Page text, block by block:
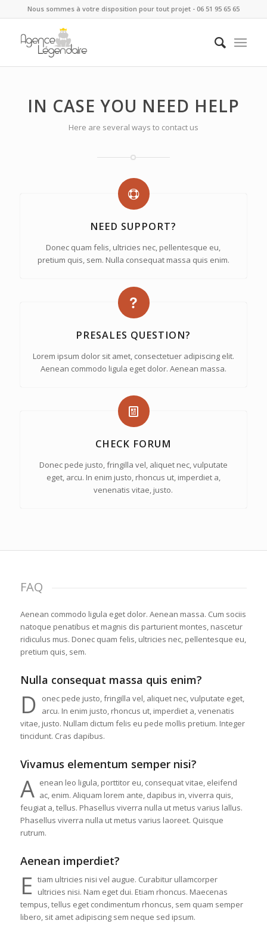
Nous sommes à votre disposition pour tout projet - 06 51 95 65 65
IN CASE YOU NEED HELP
Here are several ways to contact us
NEED SUPPORT?
Donec quam felis, ultricies nec, pellentesque eu,
pretium quis, sem. Nulla consequat massa quis enim.
PRESALES QUESTION?
Lorem ipsum dolor sit amet, consectetuer adipiscing elit.
Aenean commodo ligula eget dolor. Aenean massa.
CHECK FORUM
Donec pede justo, fringilla vel, aliquet nec, vulputate
eget, arcu. In enim justo, rhoncus ut, imperdiet a,
venenatis vitae, justo.
FAQ
Aenean commodo ligula eget dolor. Aenean massa. Cum sociis
natoque penatibus et magnis dis parturient montes, nascetur
ridiculus mus. Donec quam felis, ultricies nec, pellentesque eu,
pretium quis, sem.
Nulla consequat massa quis enim?
D
onec pede justo, fringilla vel, aliquet nec, vulputate eget,
arcu. In enim justo, rhoncus ut, imperdiet a, venenatis
vitae, justo. Nullam dictum felis eu pede mollis pretium. Integer
tincidunt. Cras dapibus.
Vivamus elementum semper nisi?
A enean leo ligula, porttitor eu, consequat vitae, eleifend
ac, enim. Aliquam lorem ante, dapibus in, viverra quis,
feugiat a, tellus. Phasellus viverra nulla ut metus varius lallus.
Phasellus viverra nulla ut metus varius laoreet. Quisque
rutrum.
Aenean imperdiet?
E tiam ultricies nisi vel augue. Curabitur ullamcorper
ultricies nisi. Nam eget dui. Etiam rhoncus. Maecenas
tempus, tellus eget condimentum rhoncus, sem quam semper
libero, sit amet adipiscing sem neque sed ipsum.